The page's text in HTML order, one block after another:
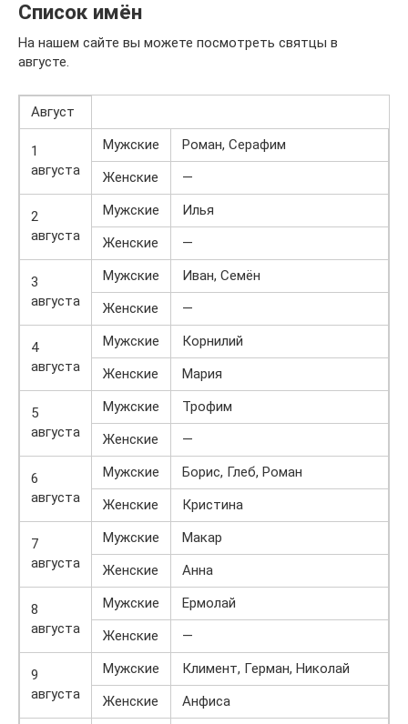
Список имён
На нашем сайте вы можете посмотреть святцы в
августе.
Август
1
августа
Мужские
Роман, Серафим
Женские
—
2
августа
Мужские
Илья
Женские
—
3
августа
Мужские
Иван, Семён
Женские
—
4
августа
Мужские
Корнилий
Женские
Мария
5
августа
Мужские
Трофим
Женские
—
6
августа
Мужские
Борис, Глеб, Роман
Женские
Кристина
7
августа
Мужские
Макар
Женские
Анна
8
августа
Мужские
Ермолай
Женские
—
9
августа
Мужские
Климент, Герман, Николай
Женские
Анфиса